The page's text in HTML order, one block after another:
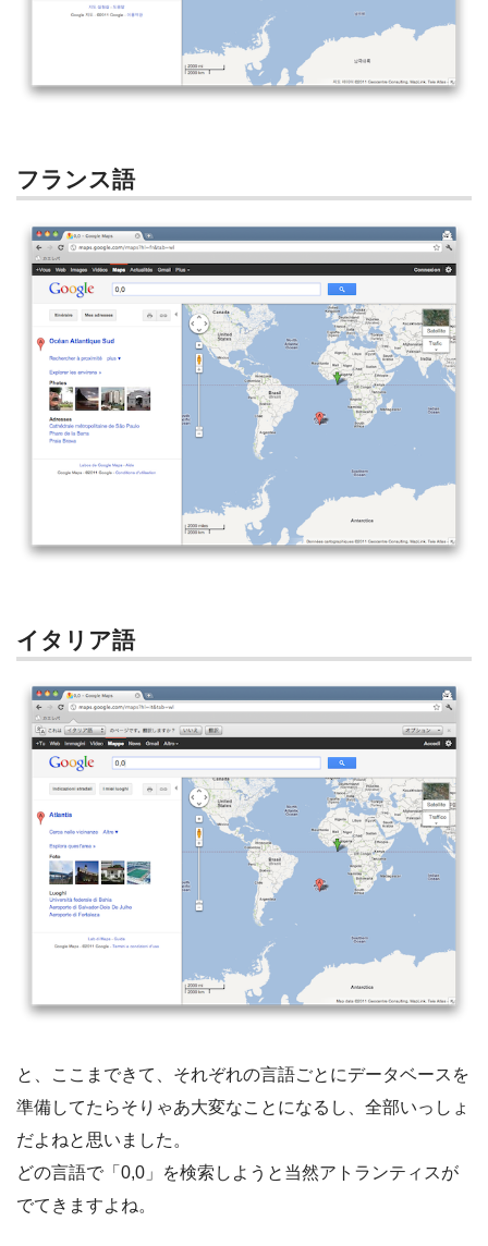
フランス語
イタリア語
と、ここまできて、それぞれの言語ごとにデータベースを
準備してたらそりゃあ大変なことになるし、全部いっしょ
だよねと思いました。
どの言語で「0,0」を検索しようと当然アトランティスが
でてきますよね。